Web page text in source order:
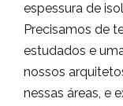
espessura de
Precisamos de
estudados e
nossos
nessas áreas, e